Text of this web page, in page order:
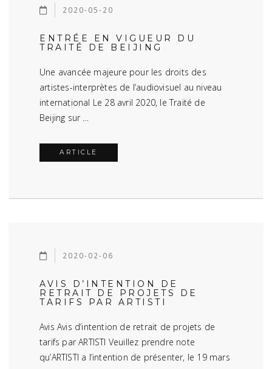
2020-05-20
ENTRÉE EN VIGUEUR DU
TRAITÉ DE BEIJING
Une avancée majeure pour les droits des
artistes-interprètes de l’audiovisuel au niveau
international Le 28 avril 2020, le Traité de
Beijing sur …
ARTICLE
2020-02-06
AVIS D’INTENTION DE
RETRAIT DE PROJETS DE
TARIFS PAR ARTISTI
Avis Avis d’intention de retrait de projets de
tarifs par ARTISTI Veuillez prendre note
qu’ARTISTI a l’intention de présenter, le 19 mars